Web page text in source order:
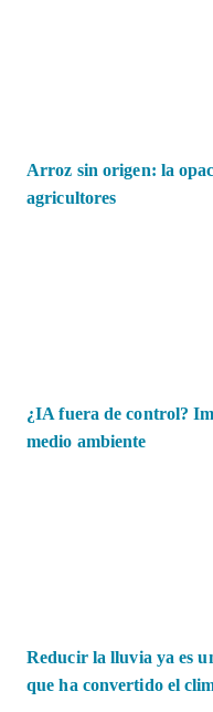
Arroz sin origen: la
agricultores
¿IA fuera de control?
medio ambiente
Reducir la lluvia ya es
que ha convertido el